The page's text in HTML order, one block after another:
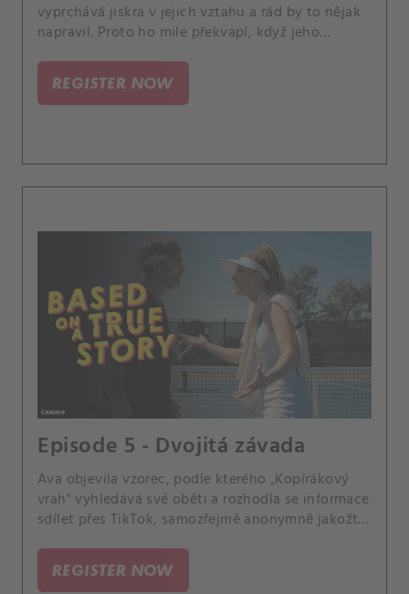
vyprchává jiskra v jejich vztahu a rád by to nějak
napravil. Proto ho mile překvapí, když jeho
REGISTER NOW
Episode 5 - Dvojitá závada
Ava objevila vzorec, podle kterého „Kopírákový
vrah" vyhledává své oběti a rozhodla se informace
sdílet přes TikTok, samozřejmě anonymně jakožto
statisíce followerů a všimne si jí i samotný vrah,
který nejen pro ni má šifrovanou zprávu.
REGISTER NOW